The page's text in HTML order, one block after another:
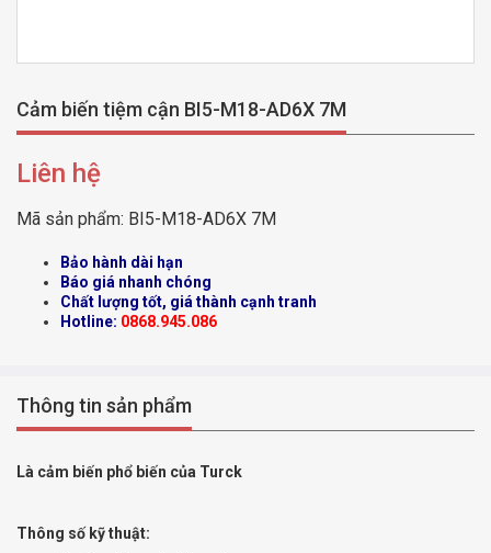
Cảm biến tiệm cận BI5-M18-AD6X 7M
Liên hệ
Mã sản phẩm: BI5-M18-AD6X 7M
Bảo hành dài hạn
Báo giá nhanh chóng
Chất lượng tốt, giá thành cạnh tranh
Hotline: 0868.945.086
Thông tin sản phẩm
Là cảm biến phổ biến của Turck
Thông số kỹ thuật: